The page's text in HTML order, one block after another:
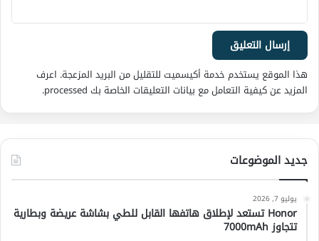
هذا الموقع يستخدم خدمة أكيسميت للتقليل من البريد المزعجة. اعرف
المزيد عن كيفية التعامل مع بيانات التعليقات الخاصة بك processed
.
جديد الموضوعات
يوليو 7, 2026
Honor تستعد لإطلاق هاتفها القابل للطي بشاشة عريضة وبطارية
تتجاوز 7000mAh